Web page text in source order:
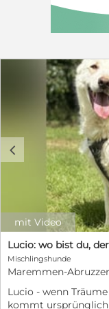
c
mit Video
Lucio: wo bist du,
Mischlingshunde
Maremmen-
Lucio - wenn
kommt ursprünglich